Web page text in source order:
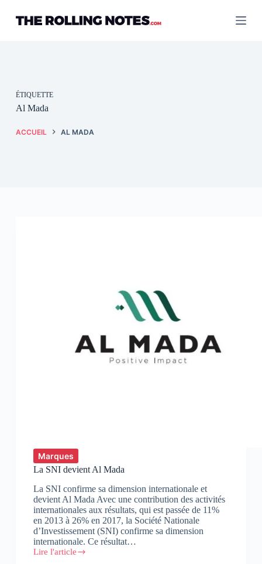
contenu
ÉTIQUETTE
Al Mada
ACCUEIL AL MADA
Marques
La SNI devient Al Mada
La SNI confirme sa dimension internationale et
devient Al Mada Avec une contribution des activités
internationales aux résultats, qui est passée de 11%
en 2013 à 26% en 2017, la Société Nationale
d’Investissement (SNI) confirme sa dimension
internationale. Ce résultat…
Lire l'article
La